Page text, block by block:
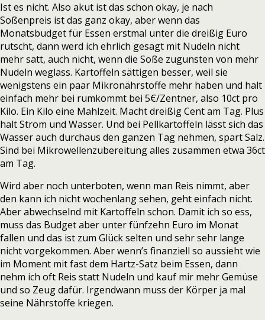
Ist es nicht. Also akut ist das schon okay, je nach
Soßenpreis ist das ganz okay, aber wenn das
Monatsbudget für Essen erstmal unter die dreißig Euro
rutscht, dann werd ich ehrlich gesagt mit Nudeln nicht
mehr satt, auch nicht, wenn die Soße zugunsten von mehr
Nudeln weglass. Kartoffeln sättigen besser, weil sie
wenigstens ein paar Mikronährstoffe mehr haben und halt
einfach mehr bei rumkommt bei 5€/Zentner, also 10ct pro
Kilo. Ein Kilo eine Mahlzeit. Macht dreißig Cent am Tag. Plus
halt Strom und Wasser. Und bei Pellkartoffeln lässt sich das
Wasser auch durchaus den ganzen Tag nehmen, spart Salz.
Sind bei Mikrowellenzubereitung alles zusammen etwa 36ct
am Tag.
Wird aber noch unterboten, wenn man Reis nimmt, aber
den kann ich nicht wochenlang sehen, geht einfach nicht.
Aber abwechselnd mit Kartoffeln schon. Damit ich so ess,
muss das Budget aber unter fünfzehn Euro im Monat
fallen und das ist zum Glück selten und sehr sehr lange
nicht vorgekommen. Aber wenn’s finanziell so aussieht wie
im Moment mit fast dem Hartz-Satz beim Essen, dann
nehm ich oft Reis statt Nudeln und kauf mir mehr Gemüse
und so Zeug dafür. Irgendwann muss der Körper ja mal
seine Nährstoffe kriegen.